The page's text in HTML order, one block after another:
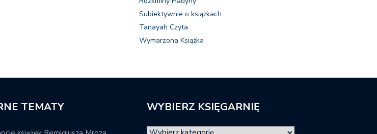
Subiektywnie o książkach
Tanayah Czyta
Wymarzona Książka
TEMATY WYBIERZ KSIĘGARNIĘ